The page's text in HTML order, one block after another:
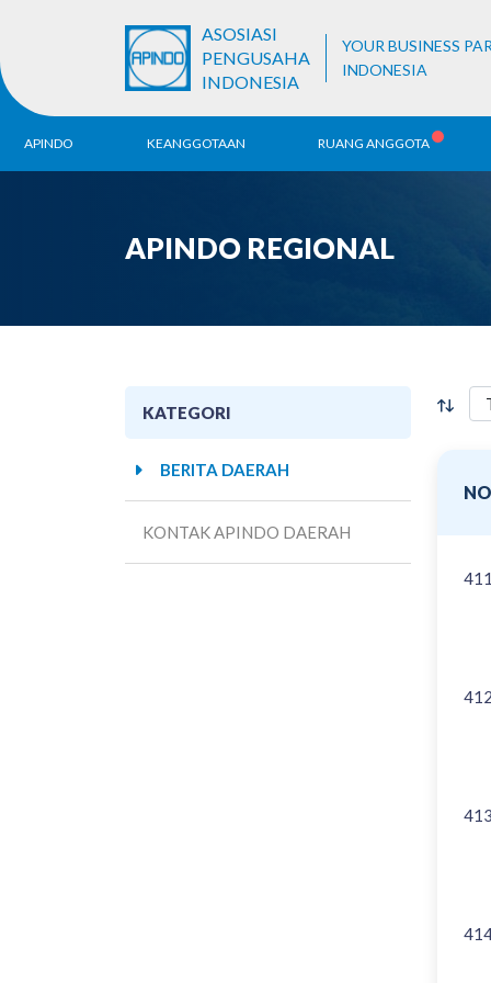
ASOSIASI
PENGUSAHA
INDONESIA
YOUR BUSINESS
INDONESIA
APINDO KEANGGOTAAN RUANG ANGGOTA
APINDO REGIONAL
KATEGORI
BERITA DAERAH
KONTAK APINDO DAERAH
NO
411
412
413